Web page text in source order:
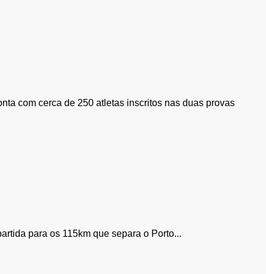
com cerca de 250 atletas inscritos nas duas provas
para os 115km que separa o Porto...